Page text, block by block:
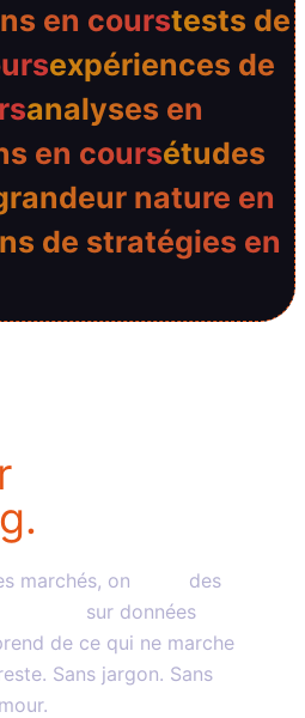
en courstests de
expériences de
analyses en
en coursétudes
nature en
de stratégies en
marchés, on
des
sur données
de ce qui ne marche
Sans jargon. Sans